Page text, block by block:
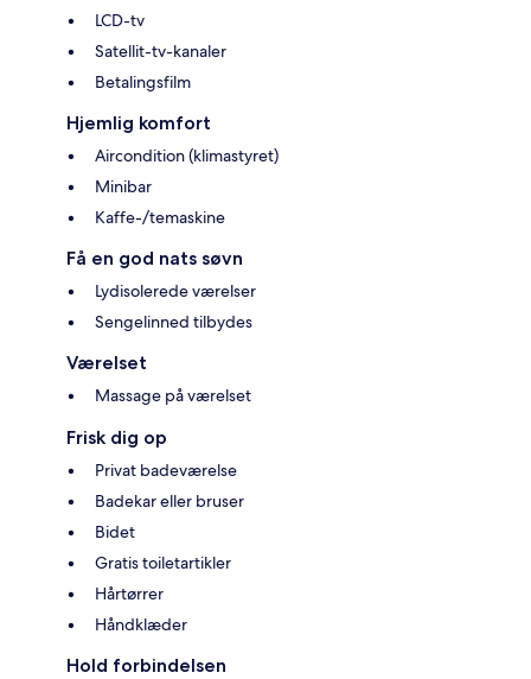
LCD-tv
Satellit-tv-kanaler
Betalingsfilm
Hjemlig komfort
Aircondition (klimastyret)
Minibar
Kaffe-/temaskine
Få en god nats søvn
Lydisolerede værelser
Sengelinned tilbydes
Værelset
Massage på værelset
Frisk dig op
Privat badeværelse
Badekar eller bruser
Bidet
Gratis toiletartikler
Hårtørrer
Håndklæder
Hold forbindelsen